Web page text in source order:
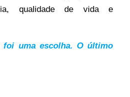
qualidade de vida e
uma escolha. O último